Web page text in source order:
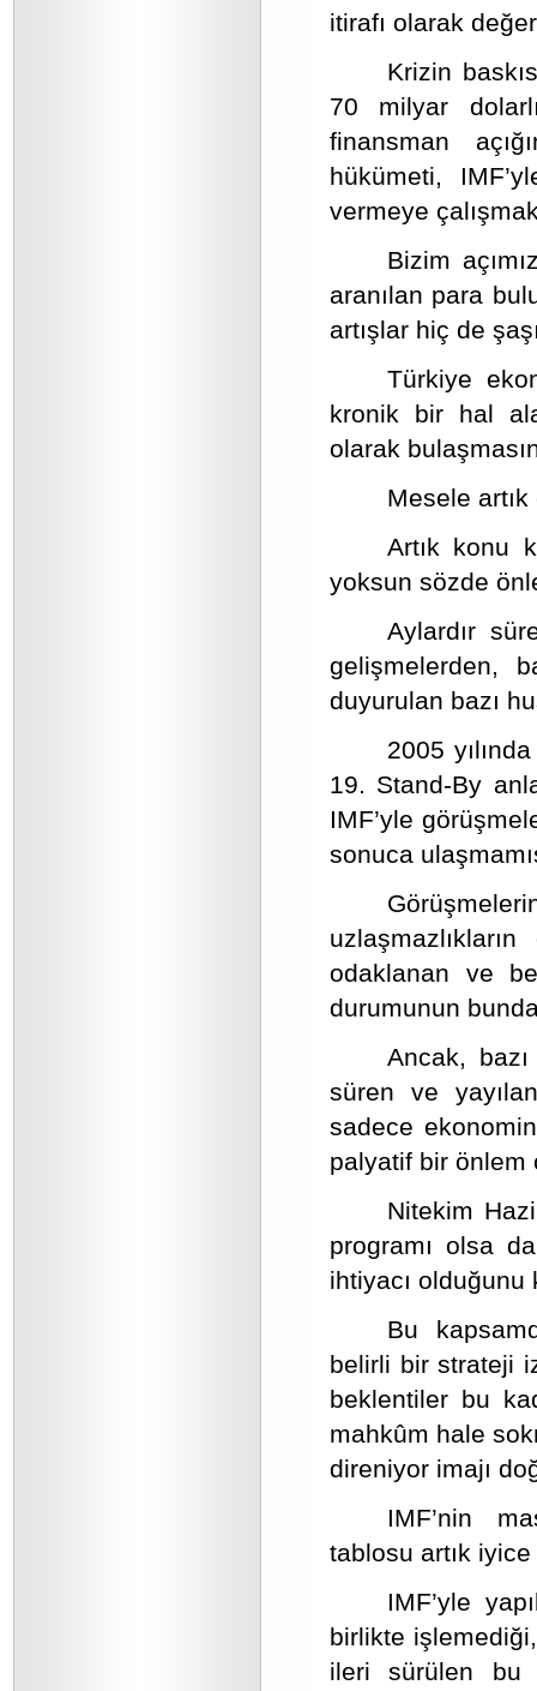
itirafı olarak
Krizin
70 milyar
finansman
hükümeti,
vermeye
Bizim
aranılan para
artışlar hiç de
Türkiye
kronik bir hal
olarak
Mesele
Artık konu
yoksun sözde
Aylardır
gelişmelerden,
duyurulan bazı
2005
19. Stand-By
IMF’yle
sonuca
odaklanan ve
durumunun
Ancak,
süren ve
sadece
palyatif bir önlem
Nitekim
programı olsa
ihtiyacı
Bu
belirli bir strateji
beklentiler bu
mahkûm hale
direniyor imajı
IMF’nin
tablosu artık
IMF’yle
birlikte
ileri sürülen bu